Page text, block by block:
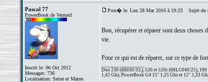
Pascal 77
PowerBook de Vermeil
Inscrit le: 06 Oct 2012
Messages: 736
Localisation: Seine et Marne
Post� le: Lun 28 Mar 2016 à 19:23 Sujet du
Bon, récupérer et réparer sont deux
vie.
Pour ce qui est de réparer, sur ce type de
Duo 230 (68030/33,), 520 et 520c (68LC040/25),
1,42 Ghz, PowerBook G4 15" 1,25 Ghz et 12" 1,33